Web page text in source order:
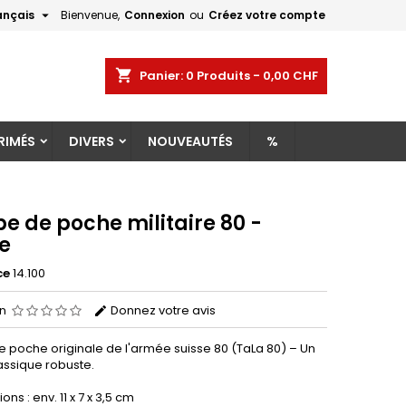
Bienvenue, Connexion ou Créez votre compte

shopping_cart Panier: 0 Produits - 0,00 CHF
DIVERS NOUVEAUTÉS %
de poche militaire 80 -
14.100
Donnez votre avis
poche originale de l'armée suisse 80 (TaLa 80) – Un
robuste.
: env. 11 x 7 x 3,5 cm